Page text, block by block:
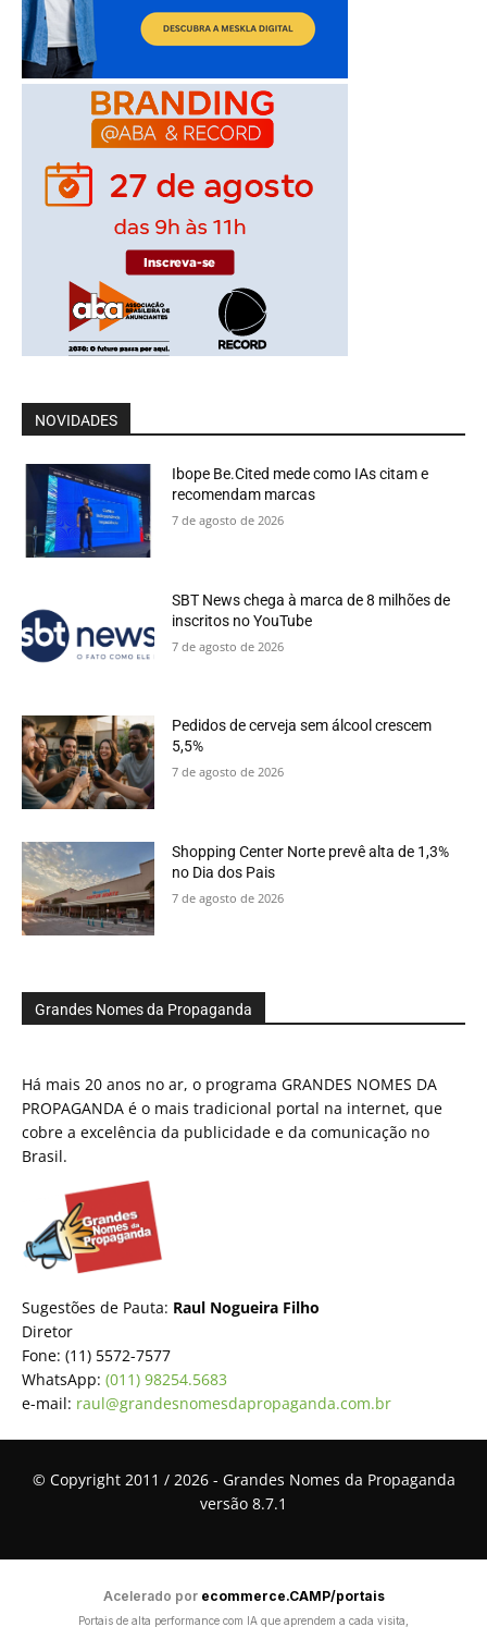
NOVIDADES
Ibope Be.Cited mede como IAs citam e
recomendam marcas
7 de agosto de 2026
SBT News chega à marca de 8 milhões de
inscritos no YouTube
7 de agosto de 2026
Pedidos de cerveja sem álcool crescem
5,5%
7 de agosto de 2026
Shopping Center Norte prevê alta de 1,3%
no Dia dos Pais
7 de agosto de 2026
Grandes Nomes da Propaganda
Há mais 20 anos no ar, o programa GRANDES NOMES DA
PROPAGANDA é o mais tradicional portal na internet, que
cobre a excelência da publicidade e da comunicação no
Brasil.
Sugestões de Pauta: Raul Nogueira Filho
Diretor
Fone: (11) 5572-7577
WhatsApp: (011) 98254.5683
e-mail: raul@grandesnomesdapropaganda.com.br
© Copyright 2011 / 2026 - Grandes Nomes da Propaganda
versão 8.7.1
Acelerado por ecommerce.CAMP/portais
Portais de alta performance com IA que aprendem a cada visita,